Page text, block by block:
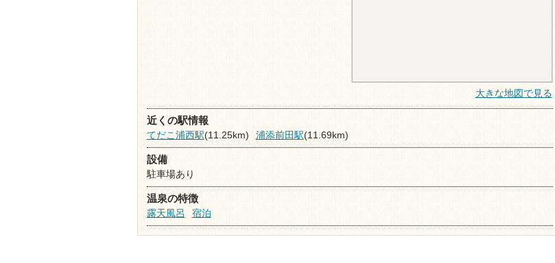
大きな地図で見る
近くの駅情報
てだこ浦西駅(11.25km) 浦添前田駅(11.69km)
設備
駐車場あり
温泉の特徴
露天風呂
宿泊